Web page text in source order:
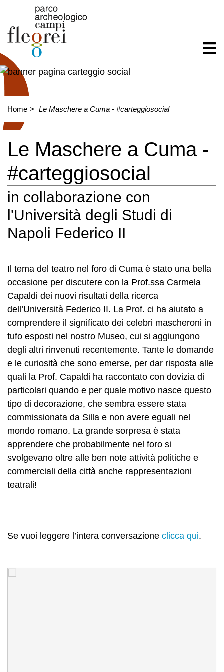
Home Le Maschere a Cuma - #carteggiosocial
Le Maschere a Cuma -
#carteggiosocial
in collaborazione con
l'Università degli Studi di
Napoli Federico II
Il tema del teatro nel foro di Cuma è stato una bella
occasione per discutere con la Prof.ssa Carmela
Capaldi dei nuovi risultati della ricerca
dell’Università Federico II. La Prof. ci ha aiutato a
comprendere il significato dei celebri mascheroni in
tufo esposti nel nostro Museo, cui si aggiungono
degli altri rinvenuti recentemente. Tante le domande
e le curiosità che sono emerse, per dar risposta alle
quali la Prof. Capaldi ha raccontato con dovizia di
particolari quando e per quale motivo nasce questo
tipo di decorazione, che sembra essere stata
commissionata da Silla e non avere eguali nel
mondo romano. La grande sorpresa è stata
apprendere che probabilmente nel foro si
svolgevano oltre alle ben note attività politiche e
commerciali della città anche rappresentazioni
teatrali!
Se vuoi leggere l’intera conversazione clicca qui.